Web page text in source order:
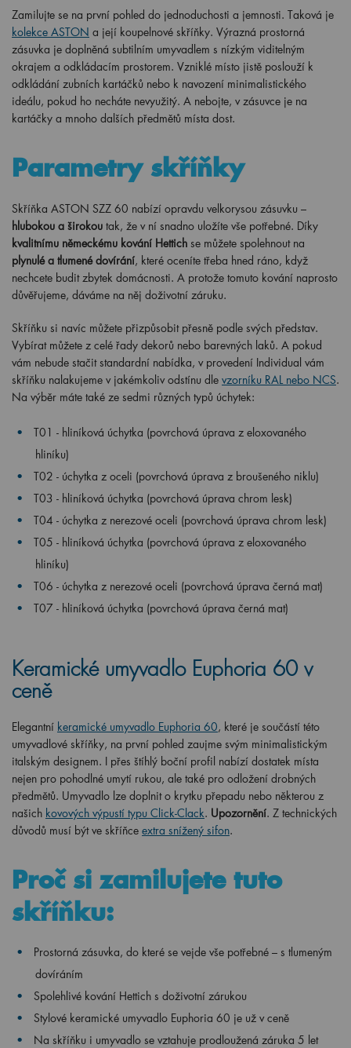
Zamilujte se na první pohled do jednoduchosti a jemnosti. Taková je
kolekce ASTON a její koupelnové skříňky. Výrazná prostorná
zásuvka je doplněná subtilním umyvadlem s nízkým viditelným
okrajem a odkládacím prostorem. Vzniklé místo jistě poslouží k
odkládání zubních kartáčků nebo k navození minimalistického
ideálu, pokud ho necháte nevyužitý. A nebojte, v zásuvce je na
kartáčky a mnoho dalších předmětů místa dost.
Parametry skříňky
Skříňka ASTON SZZ 60 nabízí opravdu velkorysou zásuvku –
hlubokou a širokou tak, že v ní snadno uložíte vše potřebné. Díky
kvalitnímu německému kování Hettich se můžete spolehnout na
plynulé a tlumené dovírání, které oceníte třeba hned ráno, když
nechcete budit zbytek domácnosti. A protože tomuto kování naprosto
důvěřujeme, dáváme na něj doživotní záruku.
Skříňku si navíc můžete přizpůsobit přesně podle svých představ.
Vybírat můžete z celé řady dekorů nebo barevných laků. A pokud
vám nebude stačit standardní nabídka, v provedení Individual vám
skříňku nalakujeme v jakémkoliv odstínu dle vzorníku RAL nebo NCS.
Na výběr máte také ze sedmi různých typů úchytek:
T01 - hliníková úchytka (povrchová úprava z eloxovaného
hliníku)
T02 - úchytka z oceli (povrchová úprava z broušeného niklu)
T03 - hliníková úchytka (povrchová úprava chrom lesk)
T04 - úchytka z nerezové oceli (povrchová úprava chrom lesk)
T05 - hliníková úchytka (povrchová úprava z eloxovaného
hliníku)
T06 - úchytka z nerezové oceli (povrchová úprava černá mat)
T07 - hliníková úchytka (povrchová úprava černá mat)
Keramické umyvadlo Euphoria 60 v
ceně
Elegantní keramické umyvadlo Euphoria 60, které je součástí této
umyvadlové skříňky, na první pohled zaujme svým minimalistickým
italským designem. I přes štíhlý boční profil nabízí dostatek místa
nejen pro pohodlné umytí rukou, ale také pro odložení drobných
předmětů. Umyvadlo lze doplnit o krytku přepadu nebo některou z
našich kovových výpustí typu Click-Clack. Upozornění. Z technických
důvodů musí být ve skříňce extra snížený sifon.
Proč si zamilujete tuto
skříňku:
Prostorná zásuvka, do které se vejde vše potřebné – s tlumeným
dovíráním
Spolehlivé kování Hettich s doživotní zárukou
Stylové keramické umyvadlo Euphoria 60 je už v ceně
Na skříňku i umyvadlo se vztahuje prodloužená záruka 5 let